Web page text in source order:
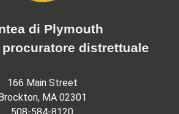
di Plymouth
distrettuale
166 Main Street
MA 02301